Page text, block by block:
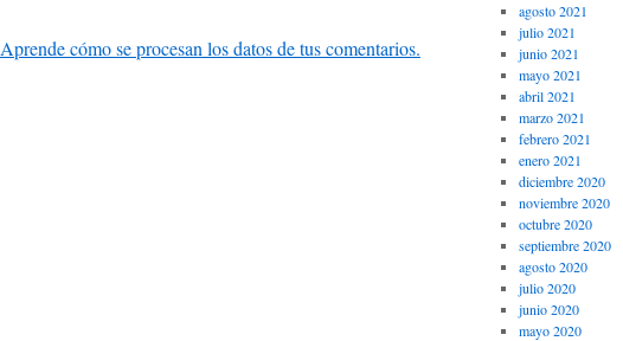
Aprende cómo se procesan los datos de tus comentarios.
agosto 2021
julio 2021
junio 2021
mayo 2021
abril 2021
marzo 2021
febrero 2021
enero 2021
diciembre 2020
noviembre 2020
octubre 2020
septiembre 2020
agosto 2020
julio 2020
junio 2020
mayo 2020